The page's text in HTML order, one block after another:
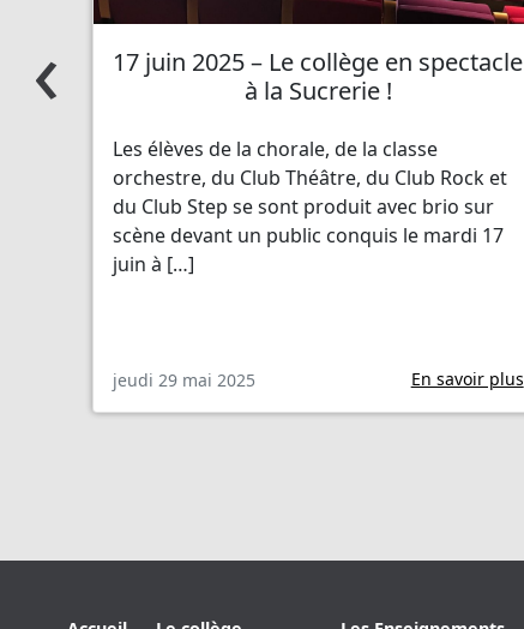
17 juin 2025 – Le collège en spectacle
à la Sucrerie !
Les élèves de la chorale, de la classe
orchestre, du Club Théâtre, du Club Rock et
du Club Step se sont produit avec brio sur
scène devant un public conquis le mardi 17
juin à […]
jeudi 29 mai 2025 En savoir plus
‹